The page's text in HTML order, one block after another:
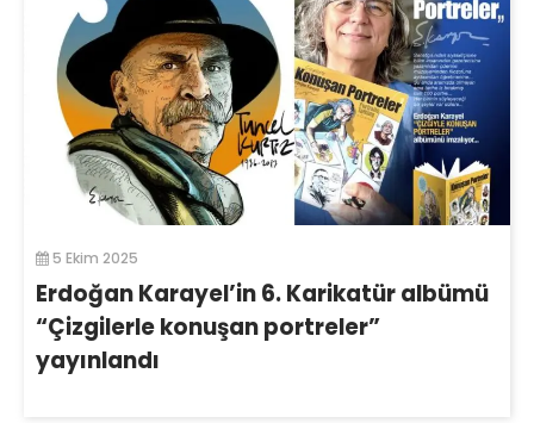
5 Ekim 2025
Erdoğan Karayel’in 6. Karikatür albümü
“Çizgilerle konuşan portreler”
yayınlandı